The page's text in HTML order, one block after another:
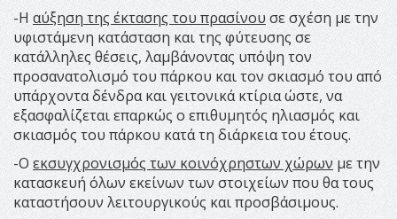
-Η αύξηση της έκτασης του πρασίνουσε σχέση με την
υφιστάμενη κατάσταση και της φύτευσης σε
κατάλληλες θέσεις, λαμβάνοντας υπόψη τον
προσανατολισμό του πάρκου και τον σκιασμό του από
υπάρχοντα δένδρα και γειτονικά κτίρια ώστε, να
εξασφαλίζεται επαρκώς ο επιθυμητός ηλιασμός και
σκιασμός του πάρκου κατά τη διάρκεια του έτους.
-Ο εκσυγχρονισμός των κοινόχρηστων χώρων με την
κατασκευή όλων εκείνων των στοιχείων που θα τους
καταστήσουν λειτουργικούς και προσβάσιμους.